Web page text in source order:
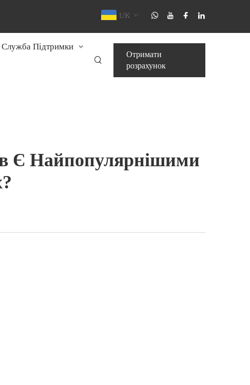
UK
Служба Підтримки
Отримати
розрахунок
Є Найпопулярнішими